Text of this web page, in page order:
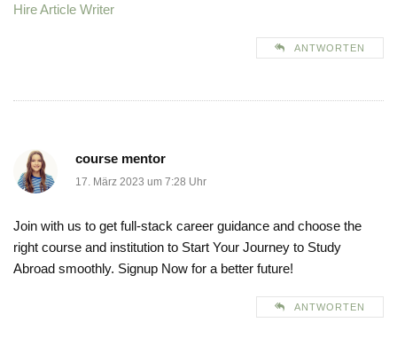
Hire Article Writer
ANTWORTEN
course mentor
17. März 2023 um 7:28 Uhr
Join with us to get full-stack career guidance and choose the
right course and institution to Start Your Journey to Study
Abroad smoothly. Signup Now for a better future!
ANTWORTEN